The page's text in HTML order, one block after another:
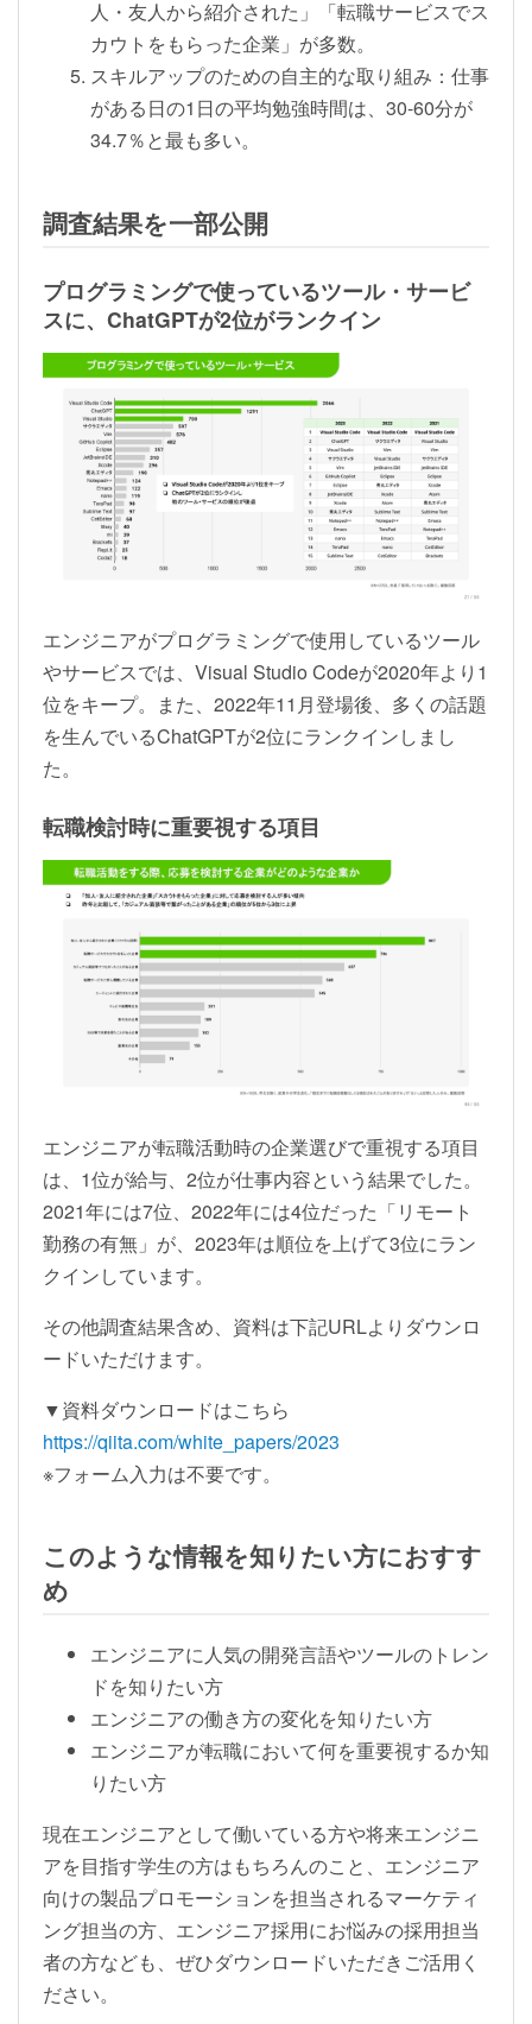
人・友人から紹介された」「転職サービスでス
カウトをもらった企業」が多数。
スキルアップのための自主的な取り組み：仕事
がある日の1日の平均勉強時間は、30-60分が
34.7％と最も多い。
調査結果を一部公開
プログラミングで使っているツール・サービ
スに、ChatGPTが2位がランクイン
エンジニアがプログラミングで使用しているツール
やサービスでは、Visual Studio Codeが2020年より1
位をキープ。また、2022年11月登場後、多くの話題
を生んでいるChatGPTが2位にランクインしまし
た。
転職検討時に重要視する項目
エンジニアが転職活動時の企業選びで重視する項目
は、1位が給与、2位が仕事内容という結果でした。
2021年には7位、2022年には4位だった「リモート
勤務の有無」が、2023年は順位を上げて3位にラン
クインしています。
その他調査結果含め、資料は下記URLよりダウンロ
ードいただけます。
▼資料ダウンロードはこちら
https://qiita.com/white_papers/2023
※フォーム入力は不要です。
このような情報を知りたい方におすす
め
エンジニアに人気の開発言語やツールのトレン
ドを知りたい方
エンジニアの働き方の変化を知りたい方
エンジニアが転職において何を重要視するか知
りたい方
現在エンジニアとして働いている方や将来エンジニ
アを目指す学生の方はもちろんのこと、エンジニア
向けの製品プロモーションを担当されるマーケティ
ング担当の方、エンジニア採用にお悩みの採用担当
者の方なども、ぜひダウンロードいただきご活用く
ださい。